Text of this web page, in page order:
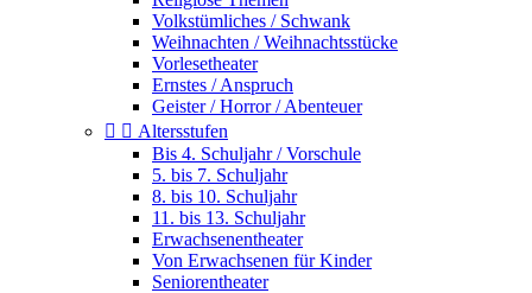
Volkstümliches / Schwank
Weihnachten / Weihnachtsstücke
Vorlesetheater
Ernstes / Anspruch
Geister / Horror / Abenteuer
  Altersstufen
Bis 4. Schuljahr / Vorschule
5. bis 7. Schuljahr
8. bis 10. Schuljahr
11. bis 13. Schuljahr
Erwachsenentheater
Von Erwachsenen für Kinder
Seniorentheater